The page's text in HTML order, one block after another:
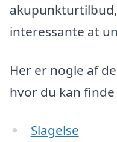
interessante at
Her er nogle af
hvor du kan
Slagelse